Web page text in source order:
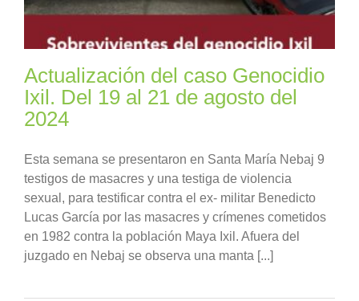
Actualización del caso Genocidio
Ixil. Del 19 al 21 de agosto del
2024
Esta semana se presentaron en Santa María Nebaj 9
testigos de masacres y una testiga de violencia
sexual, para testificar contra el ex- militar Benedicto
Lucas García por las masacres y crímenes cometidos
en 1982 contra la población Maya Ixil. Afuera del
juzgado en Nebaj se observa una manta [...]